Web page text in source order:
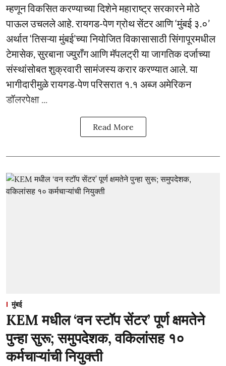
म्हणून विकसित करण्याच्या दिशेने महाराष्ट्र सरकारने मोठे
पाऊल उचलले आहे. रायगड-पेण ग्रोथ सेंटर आणि ‘मुंबई ३.०’
अर्थात ‘तिसऱ्या मुंबई’च्या नियोजित विकासासाठी सिंगापूरमधील
टेमासेक, सुरबाना ज्युराँग आणि मॅपलट्री या जागतिक दर्जाच्या
संस्थांसोबत शुक्रवारी सामंजस्य करार करण्यात आले. या
भागीदारीमुळे रायगड-पेण परिसरात १.१ अब्ज अमेरिकन
डॉलरपेक्षा ...
Read More
मुंबई
KEM मधील ‘वन स्टॉप सेंटर’ पूर्ण क्षमतेने
पुन्हा सुरू; समुपदेशक, वकिलांसह १०
कर्मचाऱ्यांची नियुक्ती